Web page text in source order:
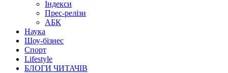
Індекси
Прес-релізи
АБК
Наука
Шоу-бізнес
Спорт
Lifestyle
БЛОГИ ЧИТАЧІВ